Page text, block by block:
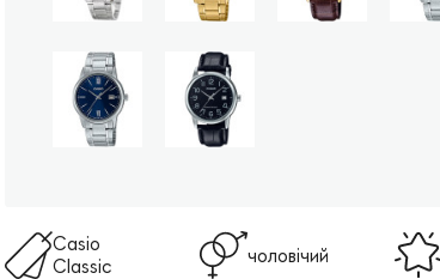
Casio
Classic
чоловічий